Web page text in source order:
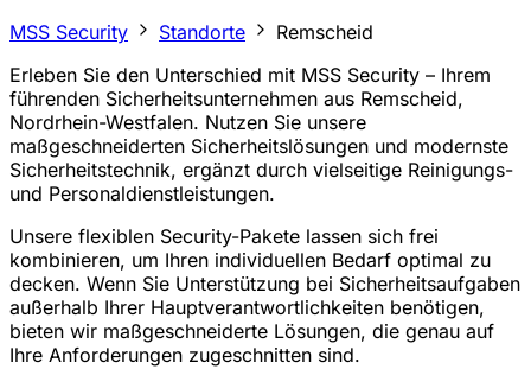
MSS Security
Standorte
Remscheid
Erleben Sie den Unterschied mit MSS Security – Ihrem
führenden Sicherheitsunternehmen aus Remscheid,
Nordrhein-Westfalen. Nutzen Sie unsere
maßgeschneiderten Sicherheitslösungen und modernste
Sicherheitstechnik, ergänzt durch vielseitige Reinigungs-
und Personaldienstleistungen.
Unsere flexiblen Security-Pakete lassen sich frei
kombinieren, um Ihren individuellen Bedarf optimal zu
decken. Wenn Sie Unterstützung bei Sicherheitsaufgaben
außerhalb Ihrer Hauptverantwortlichkeiten benötigen,
bieten wir maßgeschneiderte Lösungen, die genau auf
Ihre Anforderungen zugeschnitten sind.